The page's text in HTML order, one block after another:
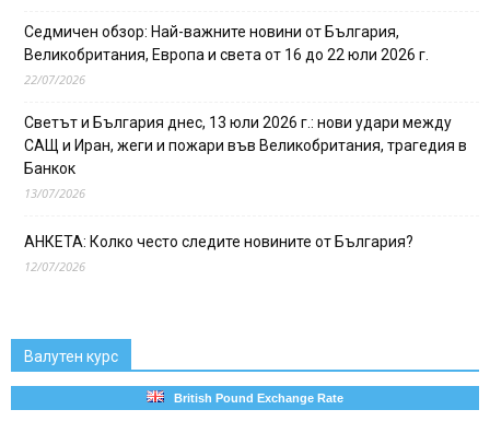
Седмичен обзор: Най-важните новини от България,
Великобритания, Европа и света от 16 до 22 юли 2026 г.
22/07/2026
Светът и България днес, 13 юли 2026 г.: нови удари между
САЩ и Иран, жеги и пожари във Великобритания, трагедия в
Банкок
13/07/2026
АНКЕТА: Колко често следите новините от България?
12/07/2026
Валутен курс
British Pound Exchange Rate